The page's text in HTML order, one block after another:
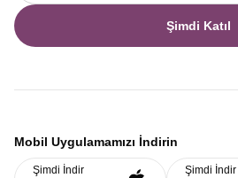
Şimdi Katıl
Mobil Uygulamamızı İndirin
Şimdi İndir Şimdi İndir